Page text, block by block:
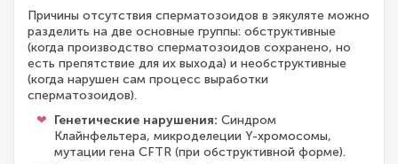
Причины отсутствия сперматозоидов в эякуляте можно
разделить на две основные группы: обструктивные
(когда производство сперматозоидов сохранено, но
есть препятствие для их выхода) и необструктивные
(когда нарушен сам процесс выработки
сперматозоидов).
Генетические нарушения: Синдром
Клайнфельтера, микроделеции Y-хромосомы,
мутации гена CFTR (при обструктивной форме).